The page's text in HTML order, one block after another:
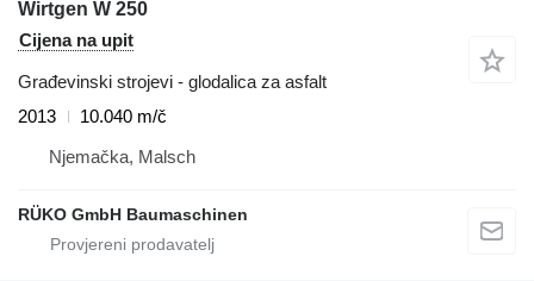
Wirtgen W 250
Cijena na upit
Građevinski strojevi - glodalica za asfalt
2013
10.040 m/č
Njemačka, Malsch
RÜKO GmbH Baumaschinen